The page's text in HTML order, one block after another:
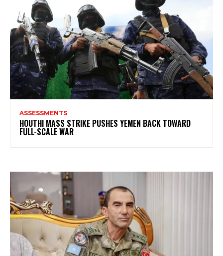
ASSESSMENTS
HOUTHI MASS STRIKE PUSHES YEMEN BACK TOWARD
FULL-SCALE WAR